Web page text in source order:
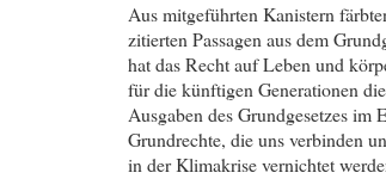
Aus mitgeführten Kanistern
zitierten Passagen aus dem
hat das Recht auf Leben und
für die künftigen Generationen
Ausgaben des Grundgesetzes im
Grundrechte, die uns verbinden
in der Klimakrise vernichtet